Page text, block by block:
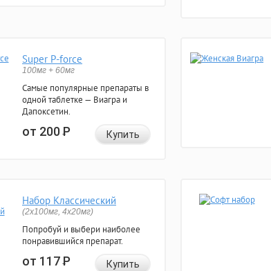
Super P-force
100мг + 60мг
Самые популярные препараты в
одной таблетке — Виагра и
Дапоксетин.
от 200Р Купить
Набор Классический
(2x100мг, 4x20мг)
Попробуй и выбери наиболее
понравившийся препарат.
от 117Р Купить